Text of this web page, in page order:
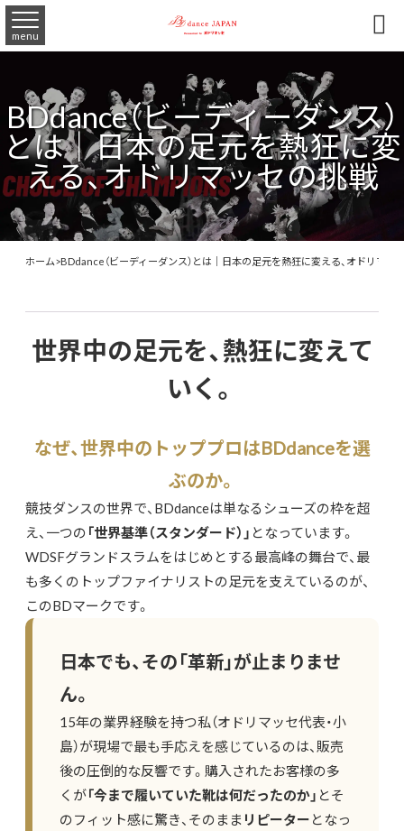
menu 
BDdance（ビーディーダンス）
とは｜日本の足元を熱狂に変
える、オドリマッセの挑戦
ホーム>BDdance（ビーディーダンス）とは｜日本の足元を熱狂に変える、オドリマッ
世界中の足元を、熱狂に変えて
いく。
なぜ、世界中のトッププロはBDdanceを選
ぶのか。
競技ダンスの世界で、BDdanceは単なるシューズの枠を超
え、一つの「世界基準（スタンダード）」 となっています。
WDSFグランドスラムをはじめとする最高峰の舞台で、最
も多くのトップファイナリストの足元を支えているのが、
このBDマークです。
日本でも、その「革新」が止まりませ
ん。
15年の業界経験を持つ私（オドリマッセ代表・小
島）が現場で最も手応えを感じているのは、販売
後の圧倒的な反響です。購入されたお客様の多
くが「今まで履いていた靴は何だったのか」 とそ
のフィット感に驚き、そのままリピーターとなっ